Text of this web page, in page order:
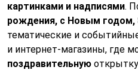
картинками и надписями.
рождения, с Новым годом,
тематические и
и интернет-магазины, где
поздравительную